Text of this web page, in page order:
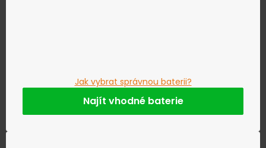
Jak vybrat správnou baterii?
Najít vhodné baterie